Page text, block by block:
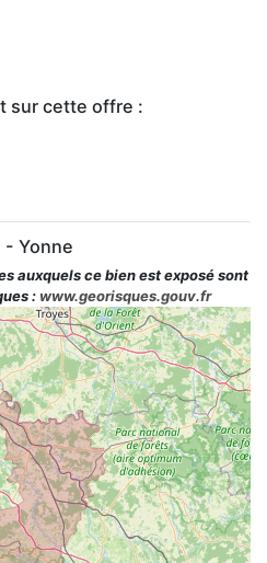
sur cette offre :
- Yonne
auxquels ce bien est exposé sont
: www.georisques.gouv.fr